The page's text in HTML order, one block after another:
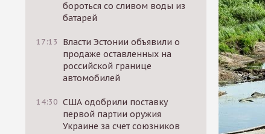
бороться со сливом воды из
батарей
17:13
Власти Эстонии объявили о
продаже оставленных на
российской границе
автомобилей
14:30 США одобрили поставку
первой партии оружия
Украине за счет союзников